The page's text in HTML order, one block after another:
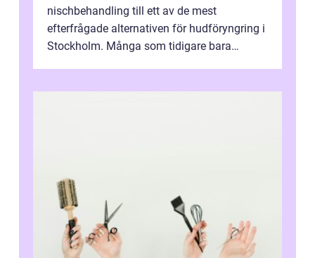
nischbehandling till ett av de mest
efterfrågade alternativen för hudföryngring i
Stockholm. Många som tidigare bara